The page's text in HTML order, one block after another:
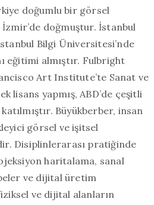
doğumlu bir görsel
İzmir’de doğmuştur. İstanbul
Bilgi Üniversitesi’nde
eğitimi almıştır. Fulbright
Art Institute’te Sanat ve
lisans yapmış, ABD’de çeşitli
Büyükberber, insan
görsel ve işitsel
Disiplinlerarası pratiğinde
haritalama, sanal
ve dijital üretim
ve dijital alanların